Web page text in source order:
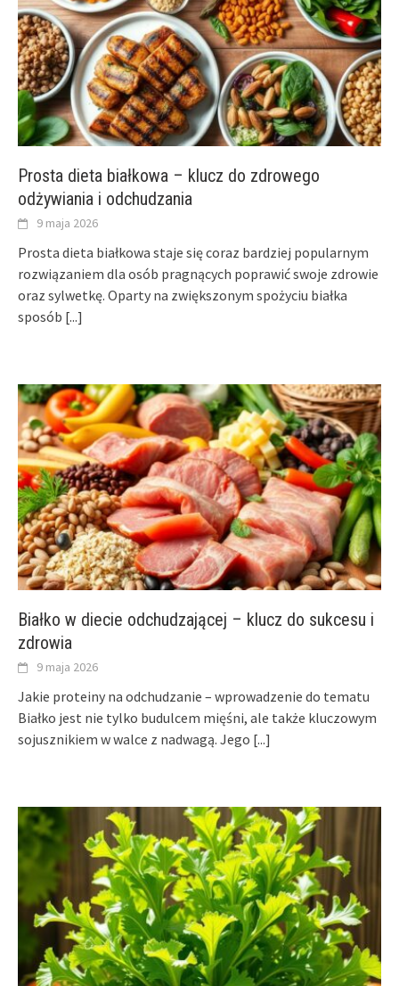
Prosta dieta białkowa – klucz do zdrowego
odżywiania i odchudzania
9 maja 2026
Prosta dieta białkowa staje się coraz bardziej popularnym
rozwiązaniem dla osób pragnących poprawić swoje zdrowie
oraz sylwetkę. Oparty na zwiększonym spożyciu białka
sposób [...]
Białko w diecie odchudzającej – klucz do sukcesu i
zdrowia
9 maja 2026
Jakie proteiny na odchudzanie – wprowadzenie do tematu
Białko jest nie tylko budulcem mięśni, ale także kluczowym
sojusznikiem w walce z nadwagą. Jego [...]